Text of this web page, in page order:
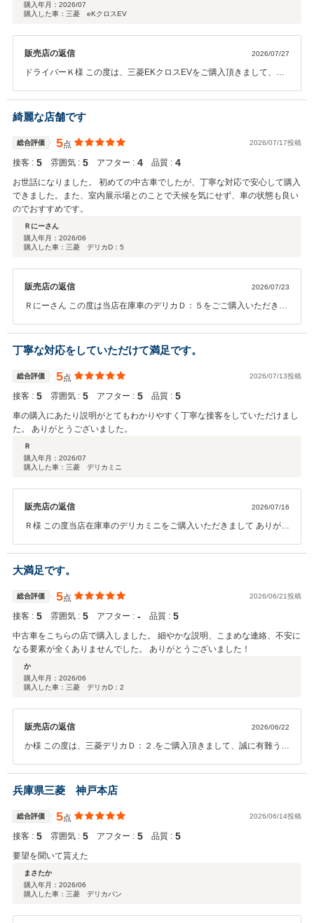
購入年月： 2026/07
購入した車：三菱 eKクロスEV
販売店の返信 2026/07/27
ドライバーＫ様 この度は、三菱EKクロスEVをご購入頂きまして、誠
のメンテナンスもお任せ頂ければと思います。今後とも宜しくお願い
致します！
綺麗な店舗です
総合評価 5点 2026/07/17投稿
接客 : 5 雰囲気 : 5 アフター : 4 品質 : 4
お世話になりました。 初めての中古車でしたが、丁寧な対応で安心して購入
できました。また、室内展示場とのことで天候を気にせず、車の状態も良い
のでおすすめです。
Ｒにーさん
購入年月： 2026/06
購入した車：三菱 デリカD：5
販売店の返信 2026/07/23
Ｒにーさん この度は当店在庫車のデリカＤ：５をごご購入いただきま
とうございます！ 今後のメンテナンスもお任せください！ よろしくお
願いいたします。
丁寧な対応をしていただけて満足です。
総合評価 5点 2026/07/13投稿
接客 : 5 雰囲気 : 5 アフター : 5 品質 : 5
車の購入にあたり説明がとてもわかりやすく丁寧な接客をしていただけまし
た。 ありがとうございました。
Ｒ
購入年月： 2026/07
購入した車：三菱 デリカミニ
販売店の返信 2026/07/16
Ｒ様 この度当店在庫車のデリカミニをご購入いただきまして ありがと
後のメンテナンスや任意保険なども精いっぱいサポートさせていただ
きます。 よろしくお願いいたします！
大満足です。
総合評価 5点 2026/06/21投稿
接客 : 5 雰囲気 : 5 アフター : ‐ 品質 : 5
中古車をこちらの店で購入しました。 細やかな説明、こまめな連絡、不安に
なる要素が全くありませんでした。 ありがとうございました！
か
購入年月： 2026/06
購入した車：三菱 デリカD：2
販売店の返信 2026/06/22
か様 この度は、三菱デリカＤ：２.をご購入頂きまして、誠に有難うご
けるように努めて参ります。どうぞ宜しくお願い致します。
兵庫県三菱 神戸本店
総合評価 5点 2026/06/14投稿
接客 : 5 雰囲気 : 5 アフター : 5 品質 : 5
要望を聞いて貰えた
まさたか
購入年月： 2026/06
購入した車：三菱 デリカバン